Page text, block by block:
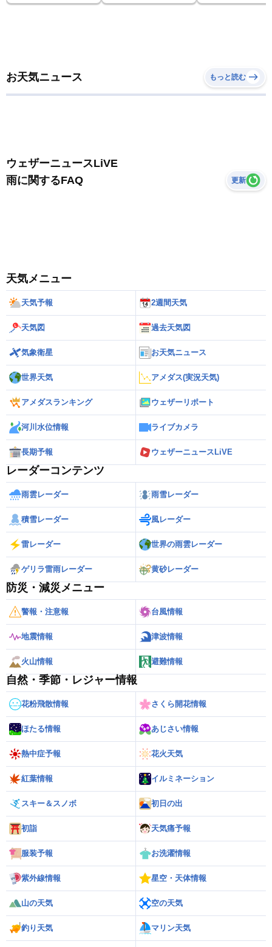
お天気ニュース もっと読む
ウェザーニュースLiVE
雨に関するFAQ
更新
天気メニュー
天気予報 2週間天気
天気図 過去天気図
気象衛星 お天気ニュース
世界天気 アメダス(実況天気)
アメダスランキング ウェザーリポート
河川水位情報 ライブカメラ
長期予報 ウェザーニュースLiVE
レーダーコンテンツ
雨雲レーダー 雨雪レーダー
積雪レーダー 風レーダー
雷レーダー 世界の雨雲レーダー
ゲリラ雷雨レーダー 黄砂レーダー
防災・減災メニュー
警報・注意報 台風情報
地震情報 津波情報
火山情報 避難情報
自然・季節・レジャー情報
花粉飛散情報 さくら開花情報
ほたる情報 あじさい情報
熱中症予報 花火天気
紅葉情報 イルミネーション
スキー＆スノボ 初日の出
初詣 天気痛予報
服装予報 お洗濯情報
紫外線情報 星空・天体情報
山の天気 空の天気
釣り天気 マリン天気